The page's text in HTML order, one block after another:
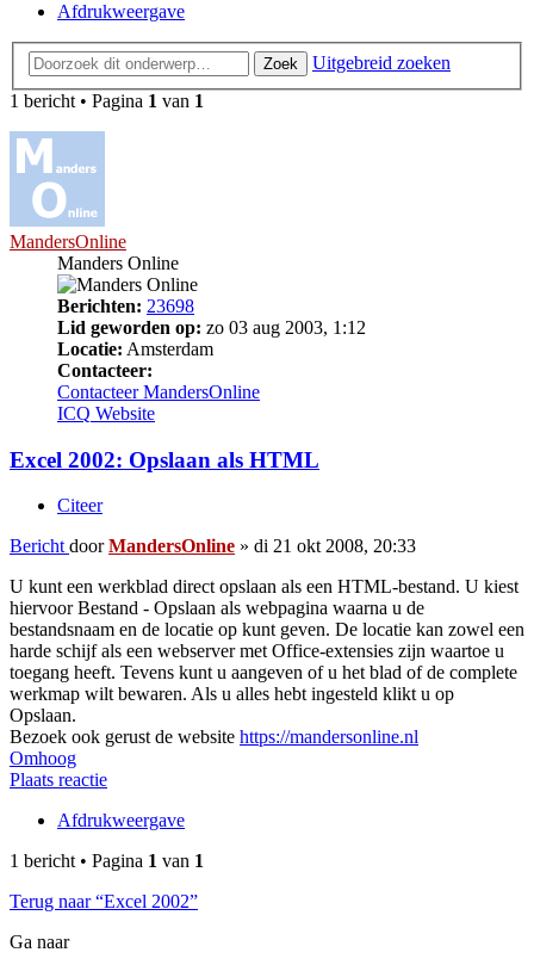
Afdrukweergave
Zoek
Uitgebreid zoeken
1 bericht • Pagina 1 van 1
MandersOnline
Manders Online
Berichten: 23698
Lid geworden op: zo 03 aug 2003, 1:12
Locatie: Amsterdam
Contacteer:
Contacteer MandersOnline
ICQ Website
Excel 2002: Opslaan als HTML
Citeer
Bericht doorMandersOnline » di 21 okt 2008, 20:33
U kunt een werkblad direct opslaan als een HTML-bestand. U kiest
hiervoor Bestand - Opslaan als webpagina waarna u de
bestandsnaam en de locatie op kunt geven. De locatie kan zowel een
harde schijf als een webserver met Office-extensies zijn waartoe u
toegang heeft. Tevens kunt u aangeven of u het blad of de complete
werkmap wilt bewaren. Als u alles hebt ingesteld klikt u op
Opslaan.
Bezoek ook gerust de website https://mandersonline.nl
Omhoog
Plaats reactie
Afdrukweergave
1 bericht • Pagina 1 van 1
Terug naar “Excel 2002”
Ga naar